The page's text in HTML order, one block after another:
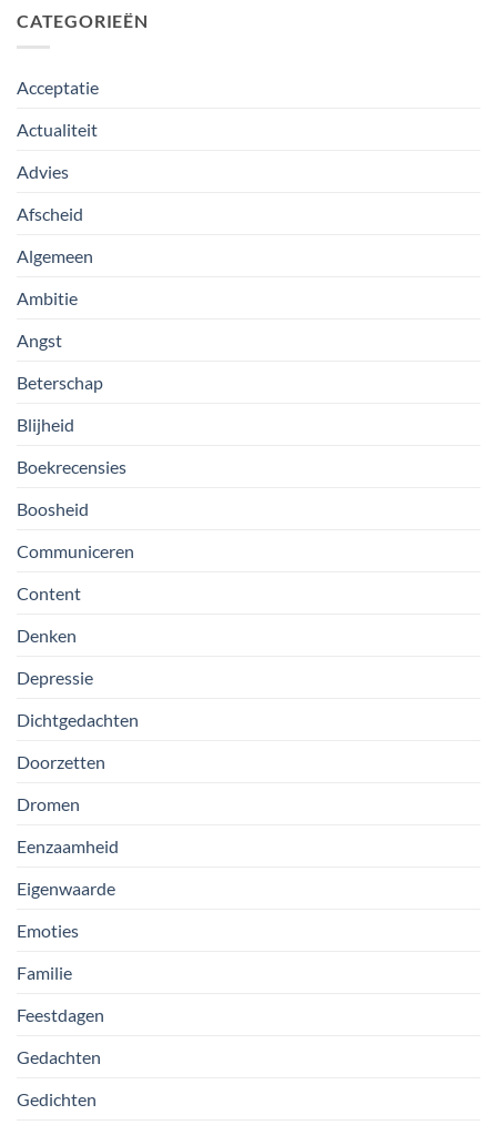
CATEGORIEËN
Acceptatie
Actualiteit
Advies
Afscheid
Algemeen
Ambitie
Angst
Beterschap
Blijheid
Boekrecensies
Boosheid
Communiceren
Content
Denken
Depressie
Dichtgedachten
Doorzetten
Dromen
Eenzaamheid
Eigenwaarde
Emoties
Familie
Feestdagen
Gedachten
Gedichten